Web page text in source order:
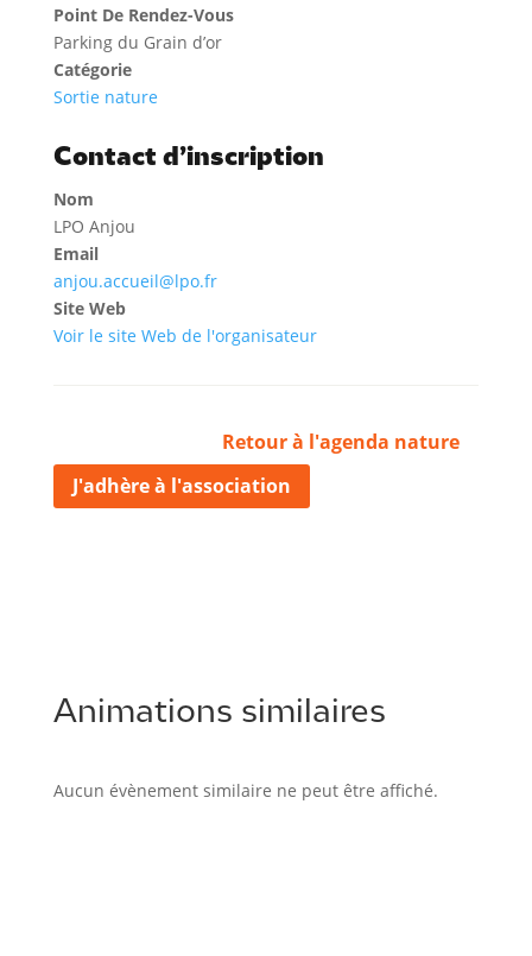
Point De Rendez-Vous
Parking du Grain d’or
Catégorie
Sortie nature
Contact d’inscription
Nom
LPO Anjou
Email
anjou.accueil@lpo.fr
Site Web
Voir le site Web de l'organisateur
Retour à l'agenda nature
J'adhère à l'association
Animations similaires
Aucun évènement similaire ne peut être affiché.